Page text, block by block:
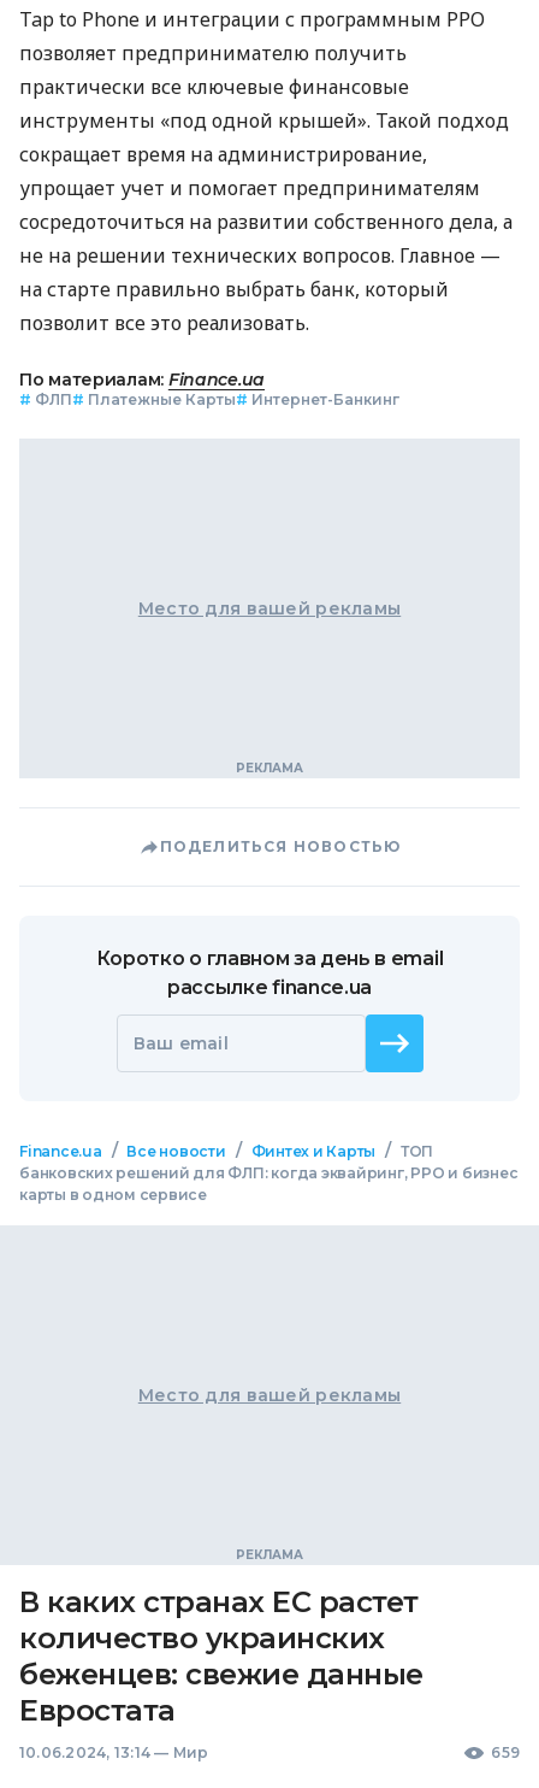
Tap to Phone и интеграции с программным РРО
позволяет предпринимателю получить
практически все ключевые финансовые
инструменты «под одной крышей». Такой подход
сокращает время на администрирование,
упрощает учет и помогает предпринимателям
сосредоточиться на развитии собственного дела, а
не на решении технических вопросов. Главное —
на старте правильно выбрать банк, который
позволит все это реализовать.
По материалам: Finance.ua
# ФЛП# Платежные Карты# Интернет-Банкинг
Место для вашей рекламы
ПОДЕЛИТЬСЯ НОВОСТЬЮ
Коротко о главном за день в email
рассылке finance.ua
Ваш email
Finance.ua / Все новости / Финтех и Карты / ТОП
банковских решений для ФЛП: когда эквайринг, РРО и бизнес
карты в одном сервисе
Место для вашей рекламы
В каких странах ЕС растет
количество украинских
беженцев: свежие данные
Евростата
10.06.2024, 13:14 — Мир 659